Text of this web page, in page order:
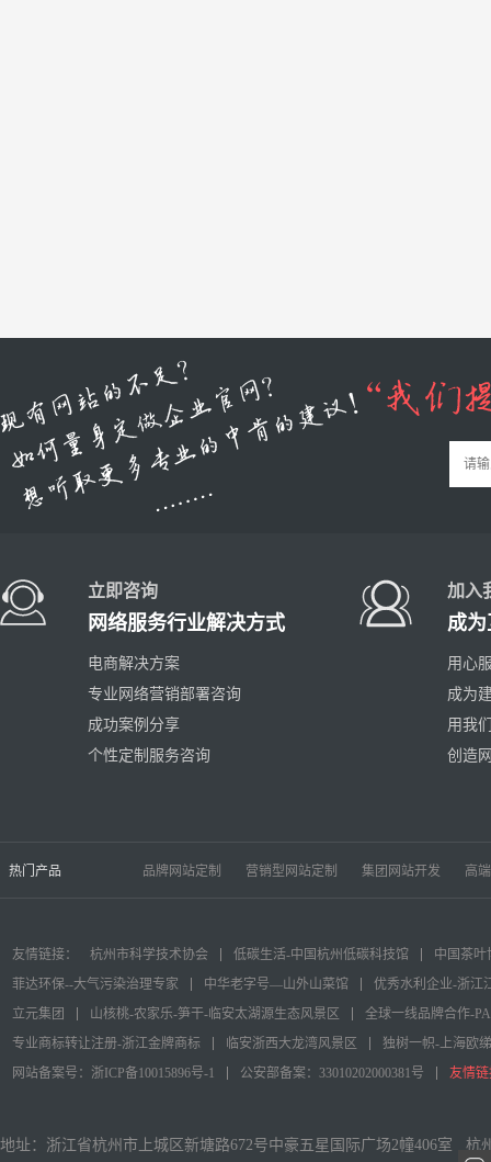
立即咨询
网络服务行业解决方式
电商解决方案
专业网络营销部署咨询
成功案例分享
个性定制服务咨询
加入
成
用心
成为
用我
创造
热门产品 品牌网站定制 营销型网站定制 集团网站开发 高
友情链接： 杭州市科学技术协会 低碳生活-中国杭州低碳科技馆
中国茶叶
菲达环保--大气污染治理专家
中华老字号—山外山菜馆
优秀水利企业-浙江
立元集团
山核桃-农家乐-笋干-临安太湖源生态风景区
全球一线品牌合作-
专业商标转让注册-浙江金牌商标
临安浙西大龙湾风景区
独树一帜-上海欧
网站备案号：浙ICP备10015896号-1
公安部备案：33010202000381号 友情
地址：浙江省杭州市上城区新塘路672号中豪五星国际广场2幢406室